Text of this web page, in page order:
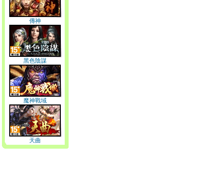
傳神
黑色陰謀
魔神戰域
天曲